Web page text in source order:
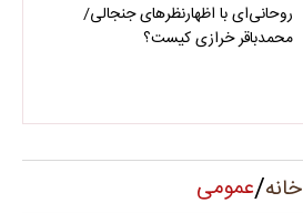
روحانی‌ای با اظهارنظرهای جنجالی/
محمدباقر خرازی کیست؟
خانه/عمومی